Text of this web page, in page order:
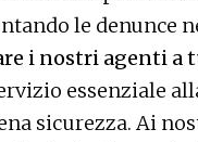
le denunce
i nostri agenti
essenziale
sicurezza. Ai